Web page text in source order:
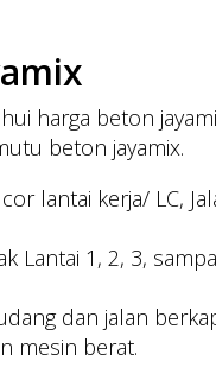
harga beton
beton jayamix.
lantai kerja/ LC,
Lantai 1, 2, 3,
dan jalan
mesin berat.